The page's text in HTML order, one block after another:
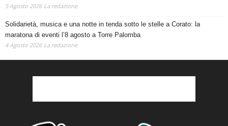
5 Agosto 2026 La redazione
Solidarietà, musica e una notte in tenda sotto le stelle a Corato: la
maratona di eventi l’8 agosto a Torre Palomba
4 Agosto 2026 La redazione